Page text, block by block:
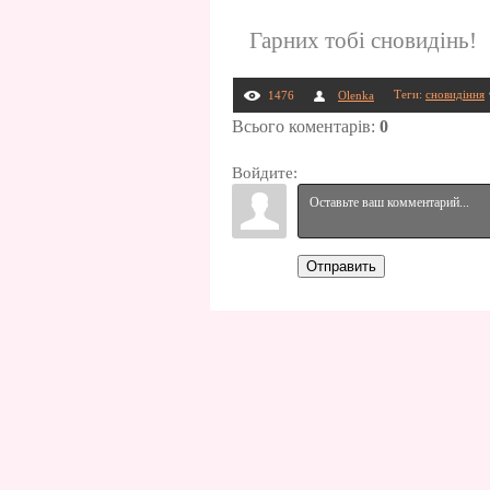
Гарних тобі сновидінь!
1476 Olenka Теги: сновидіння
Всього коментарів: 0
Войдите:
Отправить